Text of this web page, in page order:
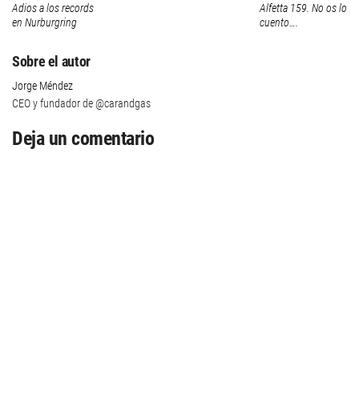
Adios a los records
en Nurburgring
Alfetta 159. No os lo
cuento….
Sobre el autor
Jorge Méndez
CEO y fundador de @carandgas
Deja un comentario